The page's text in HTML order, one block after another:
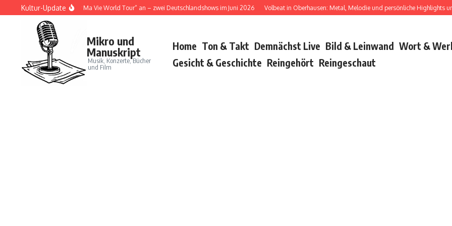
Zum Inhalt springen
Kultur-Update
Cat kündigt „Tour Ma Vie World Tour“ an – zwei Deutschlandshows im Juni 2026 Volbeat in Oberhausen: Metal, Melodie und persönliche Highlights und Bush
Mikro und
Manuskript
Musik, Konzerte, Bücher
und Film
Home Ton & Takt Demnächst Live Bild & Leinwand Wort &
Gesicht & Geschichte Reingehört Reingeschaut